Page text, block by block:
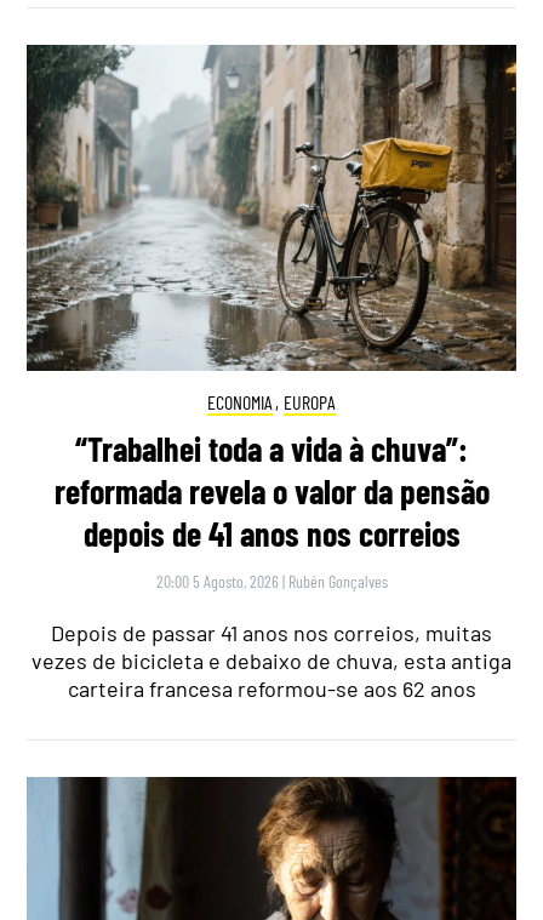
ECONOMIA , EUROPA
“Trabalhei toda a vida à chuva”:
reformada revela o valor da pensão
depois de 41 anos nos correios
20:00 5 Agosto, 2026 | Rubén Gonçalves
Depois de passar 41 anos nos correios, muitas
vezes de bicicleta e debaixo de chuva, esta antiga
carteira francesa reformou-se aos 62 anos